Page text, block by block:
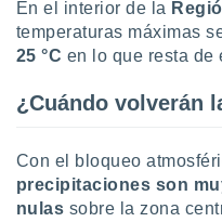
En el interior de la
temperaturas máximas
25 °C en lo que resta de
¿Cuándo volverán
Con el bloqueo
precipitaciones son
nulas sobre la zona